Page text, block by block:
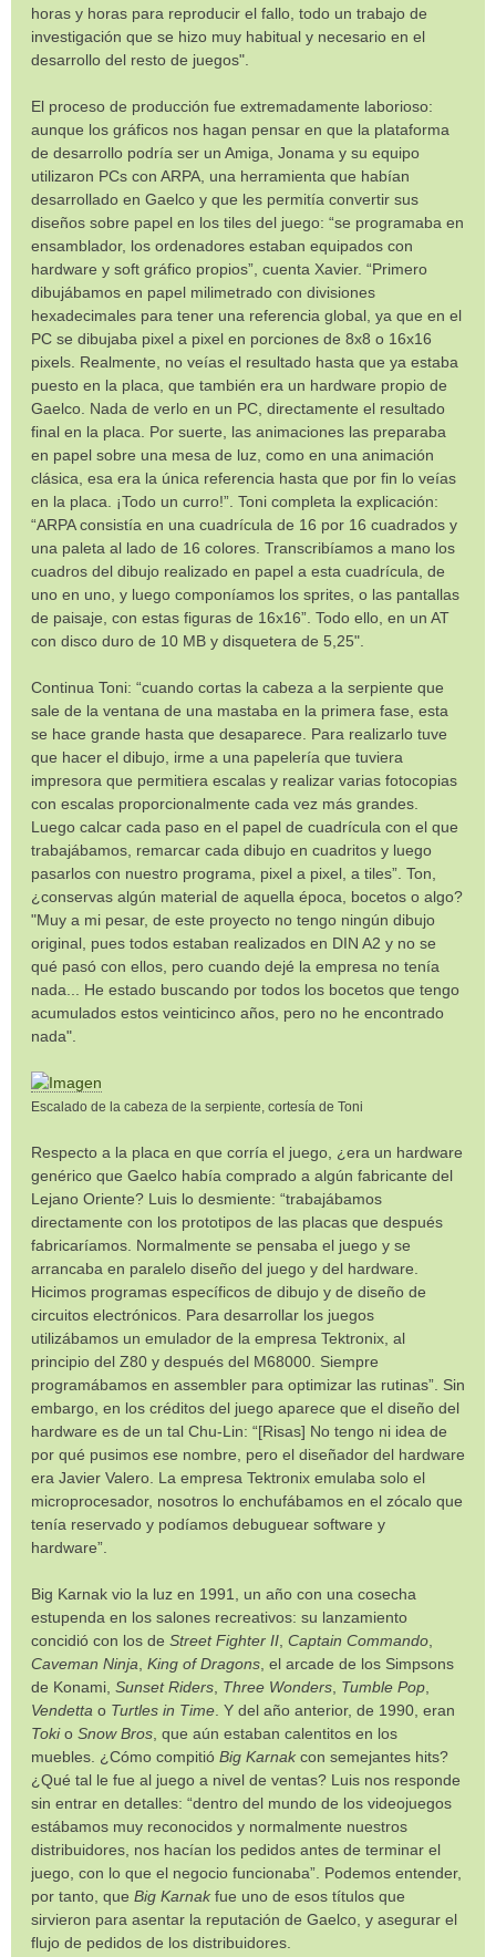
horas y horas para reproducir el fallo, todo un trabajo de
investigación que se hizo muy habitual y necesario en el
desarrollo del resto de juegos".
El proceso de producción fue extremadamente laborioso:
aunque los gráficos nos hagan pensar en que la plataforma
de desarrollo podría ser un Amiga, Jonama y su equipo
utilizaron PCs con ARPA, una herramienta que habían
desarrollado en Gaelco y que les permitía convertir sus
diseños sobre papel en los tiles del juego: “se programaba en
ensamblador, los ordenadores estaban equipados con
hardware y soft gráfico propios”, cuenta Xavier. “Primero
dibujábamos en papel milimetrado con divisiones
hexadecimales para tener una referencia global, ya que en el
PC se dibujaba pixel a pixel en porciones de 8x8 o 16x16
pixels. Realmente, no veías el resultado hasta que ya estaba
puesto en la placa, que también era un hardware propio de
Gaelco. Nada de verlo en un PC, directamente el resultado
final en la placa. Por suerte, las animaciones las preparaba
en papel sobre una mesa de luz, como en una animación
clásica, esa era la única referencia hasta que por fin lo veías
en la placa. ¡Todo un curro!”. Toni completa la explicación:
“ARPA consistía en una cuadrícula de 16 por 16 cuadrados y
una paleta al lado de 16 colores. Transcribíamos a mano los
cuadros del dibujo realizado en papel a esta cuadrícula, de
uno en uno, y luego componíamos los sprites, o las pantallas
de paisaje, con estas figuras de 16x16”. Todo ello, en un AT
con disco duro de 10 MB y disquetera de 5,25".
Continua Toni: “cuando cortas la cabeza a la serpiente que
sale de la ventana de una mastaba en la primera fase, esta
se hace grande hasta que desaparece. Para realizarlo tuve
que hacer el dibujo, irme a una papelería que tuviera
impresora que permitiera escalas y realizar varias fotocopias
con escalas proporcionalmente cada vez más grandes.
Luego calcar cada paso en el papel de cuadrícula con el que
trabajábamos, remarcar cada dibujo en cuadritos y luego
pasarlos con nuestro programa, pixel a pixel, a tiles”. Ton,
¿conservas algún material de aquella época, bocetos o algo?
"Muy a mi pesar, de este proyecto no tengo ningún dibujo
original, pues todos estaban realizados en DIN A2 y no se
qué pasó con ellos, pero cuando dejé la empresa no tenía
nada... He estado buscando por todos los bocetos que tengo
acumulados estos veinticinco años, pero no he encontrado
nada".
Escalado de la cabeza de la serpiente, cortesía de Toni
Respecto a la placa en que corría el juego, ¿era un hardware
genérico que Gaelco había comprado a algún fabricante del
Lejano Oriente? Luis lo desmiente: “trabajábamos
directamente con los prototipos de las placas que después
fabricaríamos. Normalmente se pensaba el juego y se
arrancaba en paralelo diseño del juego y del hardware.
Hicimos programas específicos de dibujo y de diseño de
circuitos electrónicos. Para desarrollar los juegos
utilizábamos un emulador de la empresa Tektronix, al
principio del Z80 y después del M68000. Siempre
programábamos en assembler para optimizar las rutinas”. Sin
embargo, en los créditos del juego aparece que el diseño del
hardware es de un tal Chu-Lin: “[Risas] No tengo ni idea de
por qué pusimos ese nombre, pero el diseñador del hardware
era Javier Valero. La empresa Tektronix emulaba solo el
microprocesador, nosotros lo enchufábamos en el zócalo que
tenía reservado y podíamos debuguear software y
hardware”.
Big Karnak vio la luz en 1991, un año con una cosecha
estupenda en los salones recreativos: su lanzamiento
concidió con los de Street Fighter II Captain Commando
Caveman Ninja King of Dragons , el arcade de los Simpsons
de Konami, Sunset Riders Three Wonders Tumble Pop
Vendetta o Turtles in Time . Y del año anterior, de 1990, eran
Tokio Snow Bros , que aún estaban calentitos en los
muebles. ¿Cómo compitió Big Karnakcon semejantes hits?
¿Qué tal le fue al juego a nivel de ventas? Luis nos responde
sin entrar en detalles: “dentro del mundo de los videojuegos
estábamos muy reconocidos y normalmente nuestros
distribuidores, nos hacían los pedidos antes de terminar el
juego, con lo que el negocio funcionaba”. Podemos entender,
por tanto, que Big Karnakfue uno de esos títulos que
sirvieron para asentar la reputación de Gaelco, y asegurar el
flujo de pedidos de los distribuidores.